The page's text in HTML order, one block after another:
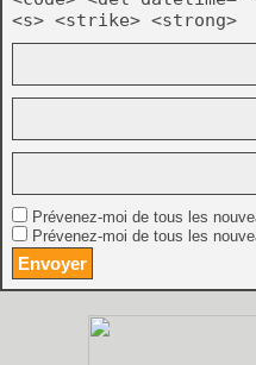
<s> <strike> <strong>
Prévenez-moi de tous les
Prévenez-moi de tous les